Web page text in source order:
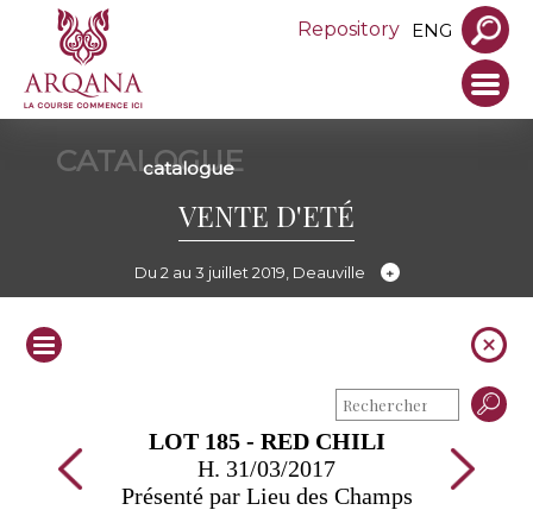
Repository ENG
CATALOGUE
catalogue
VENTE D'ETÉ
Du 2 au 3 juillet 2019, Deauville
LOT 185 - RED CHILI
H. 31/03/2017
Présenté par Lieu des Champs